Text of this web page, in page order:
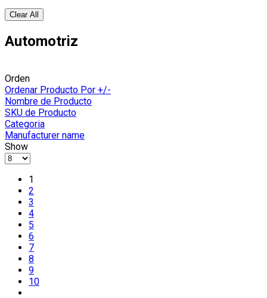
Clear All
Automotriz
Orden
Ordenar Producto Por +/-
Nombre de Producto
SKU de Producto
Categoria
Manufacturer name
Show
1
2
3
4
5
6
7
8
9
10